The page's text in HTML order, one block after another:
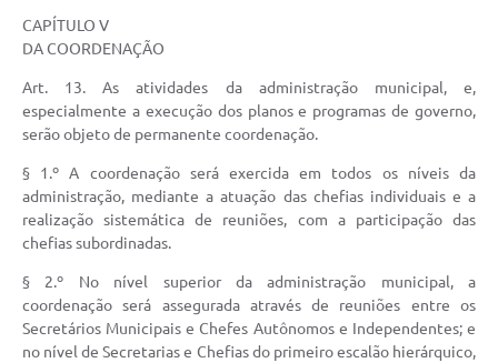
CAPÍTULO V
DA COORDENAÇÃO
Art. 13. As atividades da administração municipal, e,
especialmente a execução dos planos e programas de governo,
serão objeto de permanente coordenação.
§ 1.º A coordenação será exercida em todos os níveis da
administração, mediante a atuação das chefias individuais e a
realização sistemática de reuniões, com a participação das
chefias subordinadas.
§ 2.º No nível superior da administração municipal, a
coordenação será assegurada através de reuniões entre os
Secretários Municipais e Chefes Autônomos e Independentes; e
no nível de Secretarias e Chefias do primeiro escalão hierárquico,